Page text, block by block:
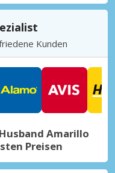
Kunden
Amarillo
Preisen